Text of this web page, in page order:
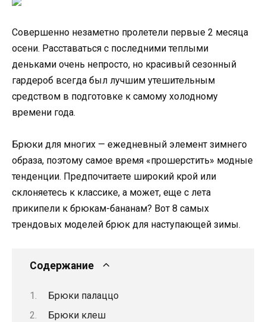
Совершенно незаметно пролетели первые 2 месяца
осени. Расставаться с последними теплыми
деньками очень непросто, но красивый сезонный
гардероб всегда был лучшим утешительным
средством в подготовке к самому холодному
времени года.
Брюки для многих — ежедневный элемент зимнего
образа, поэтому самое время «прошерстить» модные
тенденции. Предпочитаете широкий крой или
склоняетесь к классике, а может, еще с лета
прикипели к брюкам-бананам? Вот 8 самых
трендовых моделей брюк для наступающей зимы.
Содержание
Брюки палаццо
Брюки клеш